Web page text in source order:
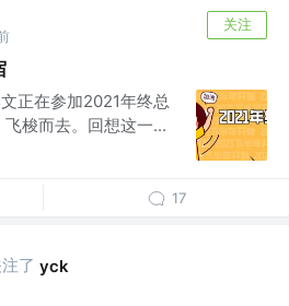
关注
正在参加2021年终总
梭而去。回想这一...
17
了 yck